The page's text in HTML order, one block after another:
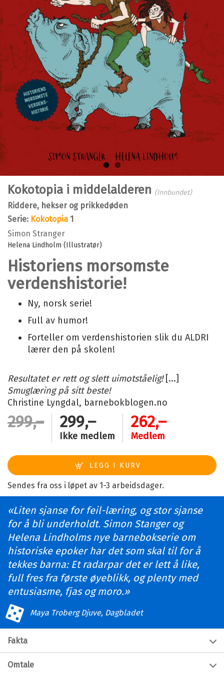
Bla i boka
Kokotopia i middelalderen (Innbundet)
Riddere, hekser og prikkedøden
Serie: Kokotopia 1
Simon Stranger
Helena Lindholm (Illustratør)
Historiens morsomste
verdenshistorie!
Ny, norsk serie!
Full av humor!
Forteller om verdenshistorien slik du ALDRI
lærer den på skolen!
Resultatet er rett og slett uimotståelig![...]
Smuglæring på sitt beste!
Christine Lyngdal, barnebokblogen.no
299,– 299,–
Ikke medlem
262,–
Medlem
Sendes fra oss i løpet av 1-3 arbeidsdager.
Liten sjanse for feil-læring, og stor sjanse
for å bli underholdt. Simon Stanger og
Helena Lindholms nye barnebokserie om
historiske epoker har det som skal til for å
tekkes barna: Et radarpar det er lett å like,
full fres fra første øyeblikk, og plenty med
entusiasme, fjas og moro.
Maya Troberg Djuve, Dagbladet
Fakta
Forfatter:
Omtale